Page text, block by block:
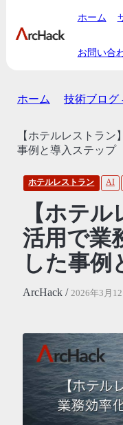
ホーム
お問い合
ホーム 技術ブログ
【ホテルレストラ
事例と導入ステップ
ホテルレストラン AI
【ホテ
活用で業
した事例
ArcHack / 2026年3月12